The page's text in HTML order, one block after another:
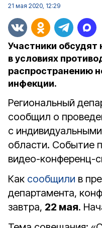
21 мая 2020, 12:29
Участники обсудят
в условиях
распространению
инфекции.
Региональный
сообщил о
с
области. Событие
видео-конференц-
Как сообщили в
департамента,
завтра, 22 мая.